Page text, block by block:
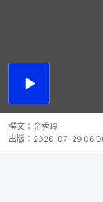
播
撰文： 金秀玲
出版： 2026-07-29